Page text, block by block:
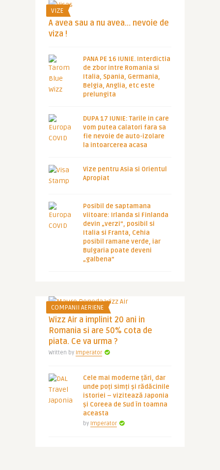
VIZE
A avea sau a nu avea… nevoie de
viza !
PANA PE 16 IUNIE. Interdictia
de zbor intre Romania si
Italia, Spania, Germania,
Belgia, Anglia, etc este
prelungita
DUPA 17 IUNIE: Tarile in care
vom putea calatori fara sa
fie nevoie de auto-izolare
la intoarcerea acasa
Vize pentru Asia si Orientul
Apropiat
Posibil de saptamana
viitoare: Irlanda si Finlanda
devin „verzi”, posibil si
Italia si Franta, Cehia
posibil ramane verde, iar
Bulgaria poate deveni
„galbena”
COMPANII AERIENE
Wizz Air a implinit 20 ani in
Romania si are 50% cota de
piata. Ce va urma ?
Written by Imperator
Cele mai moderne țări, dar
unde poți simți și rădăcinile
istoriei – vizitează Japonia
și Coreea de Sud în toamna
aceasta
by Imperator